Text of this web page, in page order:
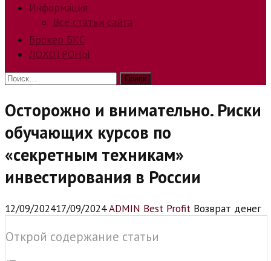
Информация
Все статьи сайта
Брокер БКС
ЛОХОТРОНЫ
Найти:
Осторожно и внимательно. Риски
обучающих курсов по
«секретным техникам»
инвестирования в России
12/09/202417/09/2024ADMIN Best Profit Возврат денег
Открой содержание статьи